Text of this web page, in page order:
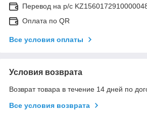
Перевод на р/с
Оплата по QR
Все условия оплаты
Условия возврата
Возврат товара в течение 14 дней по
Все условия возврата